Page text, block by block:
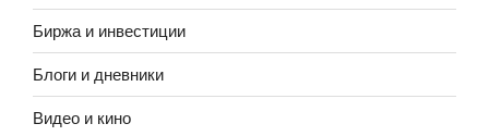
Биржа и инвестиции
Блоги и дневники
Видео и кино